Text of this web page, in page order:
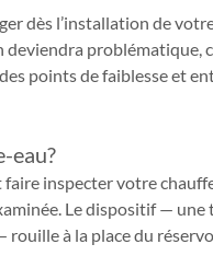
dès l’installation de
deviendra problématique,
points de faiblesse et
eau?
inspecter votre
Le dispositif — une
à la place du